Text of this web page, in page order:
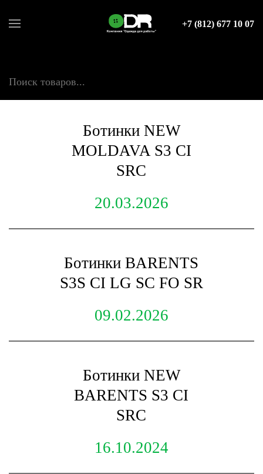
+7 (812) 677 10 07
Ботинки NEW
MOLDAVA S3 CI
SRC
20.03.2026
Ботинки BARENTS
S3S CI LG SC FO SR
09.02.2026
Ботинки NEW
BARENTS S3 CI
SRC
16.10.2024